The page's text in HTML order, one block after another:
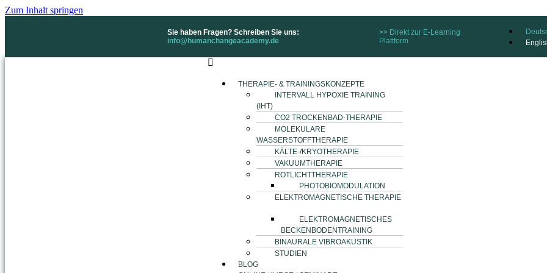
Zum Inhalt springen
Sie haben Fragen? Schreiben Sie uns:
info@humanchangeacademy.de
>> Direkt zur E-Learning
Plattform
THERAPIE- & TRAININGSKONZEPTE
INTERVALL HYPOXIE TRAINING
(IHT)
CO2 TROCKENBAD-THERAPIE
MOLEKULARE
WASSERSTOFFTHERAPIE
KÄLTE-/KRYOTHERAPIE
VAKUUMTHERAPIE
ROTLICHTTHERAPIE
PHOTOBIOMODULATION
ELEKTROMAGNETISCHE THERAPIE
ELEKTROMAGNETISCHES
BECKENBODENTRAINING
BINAURALE VIBROAKUSTIK
STUDIEN
BLOG